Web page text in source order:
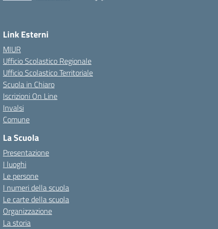
Link Esterni
MIUR
Ufficio Scolastico Regionale
Ufficio Scolastico Territoriale
Scuola in Chiaro
Iscrizioni On Line
Invalsi
Comune
La Scuola
Presentazione
I luoghi
Le persone
I numeri della scuola
Le carte della scuola
Organizzazione
La storia